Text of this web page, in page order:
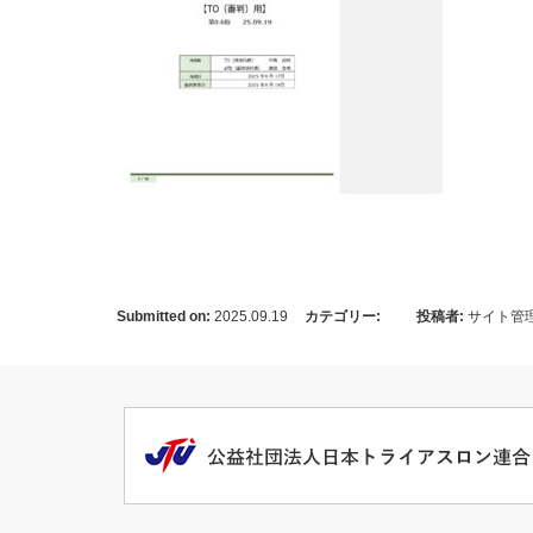
Submitted on: 2025.09.19 カテゴリー: 投稿者: サイト管